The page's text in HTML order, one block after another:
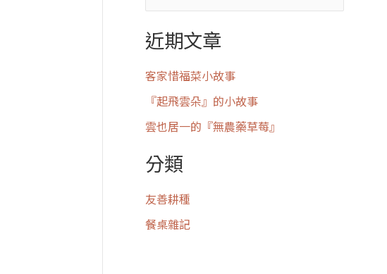
近期文章
客家惜福菜小故事
『起飛雲朵』的小故事
雲也居一的『無農藥草莓』
分類
友善耕種
餐桌雜記